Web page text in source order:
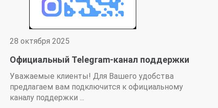
28 октября 2025
Официальный Telegram-канал поддержки
клиентов ООО «ТУССОН»
Уважаемые клиенты! Для Вашего удобства
предлагаем вам подключится к официальному
каналу поддержки ...